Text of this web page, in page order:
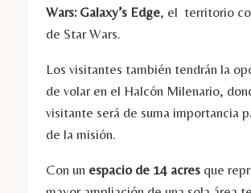
Wars: Galaxy’s Edge, el territorio
de Star Wars.
Los visitantes también tendrán la
de volar en el Halcón Milenario,
visitante será de suma importancia
de la misión.
Con un espacio de 14 acres que